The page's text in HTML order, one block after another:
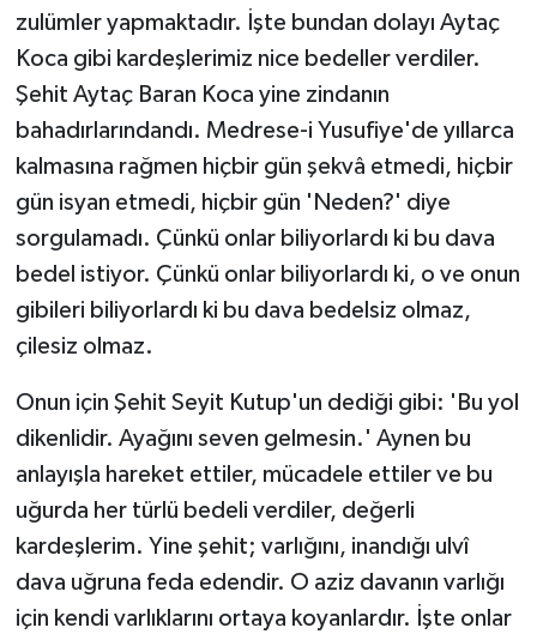
zulümler yapmaktadır. İşte bundan dolayı Aytaç
Koca gibi kardeşlerimiz nice bedeller verdiler.
Şehit Aytaç Baran Koca yine zindanın
bahadırlarındandı. Medrese-i Yusufiye'de yıllarca
kalmasına rağmen hiçbir gün şekvâ etmedi, hiçbir
gün isyan etmedi, hiçbir gün 'Neden?' diye
sorgulamadı. Çünkü onlar biliyorlardı ki bu dava
bedel istiyor. Çünkü onlar biliyorlardı ki, o ve onun
gibileri biliyorlardı ki bu dava bedelsiz olmaz,
çilesiz olmaz.
Onun için Şehit Seyit Kutup'un dediği gibi: 'Bu yol
dikenlidir. Ayağını seven gelmesin.' Aynen bu
anlayışla hareket ettiler, mücadele ettiler ve bu
uğurda her türlü bedeli verdiler, değerli
kardeşlerim. Yine şehit; varlığını, inandığı ulvî
dava uğruna feda edendir. O aziz davanın varlığı
için kendi varlıklarını ortaya koyanlardır. İşte onlar